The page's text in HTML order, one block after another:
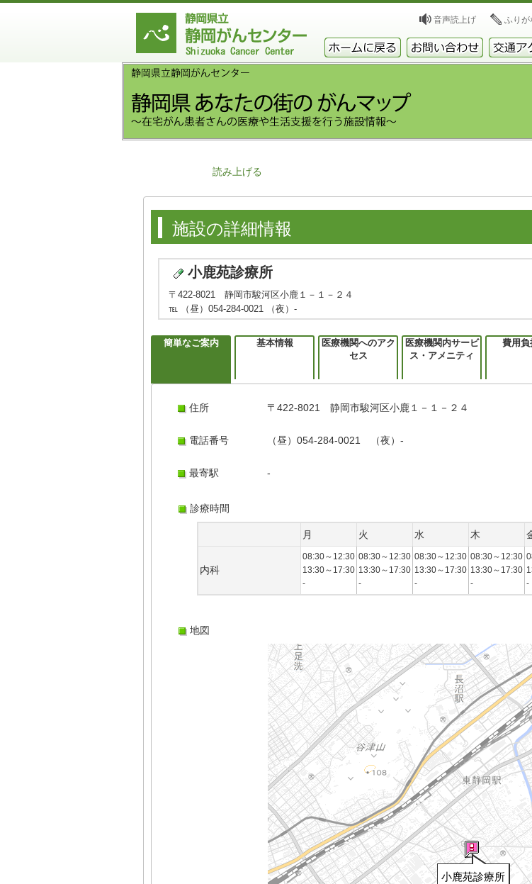
音声読上げ ふりが
読み上げる
施設の詳細情報
小鹿苑診療所
〒422-8021 静岡市駿河区小鹿１－１－２４
℡ （昼）054-284-0021 （夜）-
簡単なご案内 基本情報
医療機関へのアク
セス
医療機関内サービ
ス・アメニティ
費用負
住所 〒422-8021 静岡市駿河区小鹿１－１－２４
電話番号 （昼）054-284-0021 （夜）-
最寄駅 -
診療時間
月 火 水 木
内科
08:30～12:30
13:30～17:30
-
08:30～12:30
13:30～17:30
-
08:30～12:30
13:30～17:30
-
08:30～12:30
13:30～17:30
-
-
地図
小鹿苑診療所